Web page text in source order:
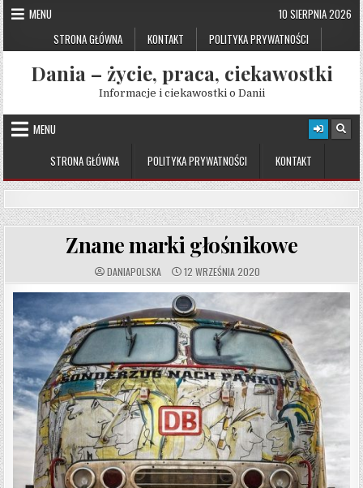
Skip
to
content
MENU
STRONA GŁÓWNA
KONTAKT POLITYKA PRYWATNOŚCI
10 SIERPNIA 2026
Dania – życie, praca, ciekawostki
Informacje i ciekawostki o Danii
MENU
STRONA GŁÓWNA
POLITYKA PRYWATNOŚCI KONTAKT
Znane marki głośnikowe
AUTHOR:
DANIAPOLSKA PUBLISHED
DATE:
12 WRZEŚNIA 2020